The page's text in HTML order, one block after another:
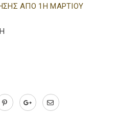
ΑΠΟ 1Η ΜΑΡΤΙΟΥ